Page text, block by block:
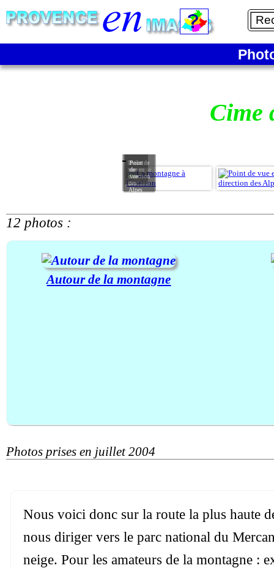
Cime
La
montagne
à
l'horizon
Point de
vue en
direction
des
Alpes
Point
de
vue
12 photos :
Autour de la montagne
Photos prises en juillet 2004
Nous voici donc sur la route la plus haute
nous diriger vers le parc national du
neige. Pour les amateurs de la montagne :